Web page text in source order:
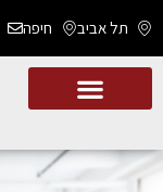
תל אביב חיפה